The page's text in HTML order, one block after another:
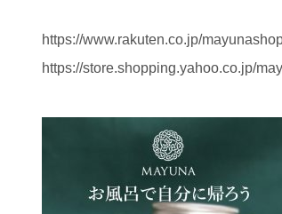
https://www.rakuten.co.jp/
https://store.shopping.yahoo.co.jp/